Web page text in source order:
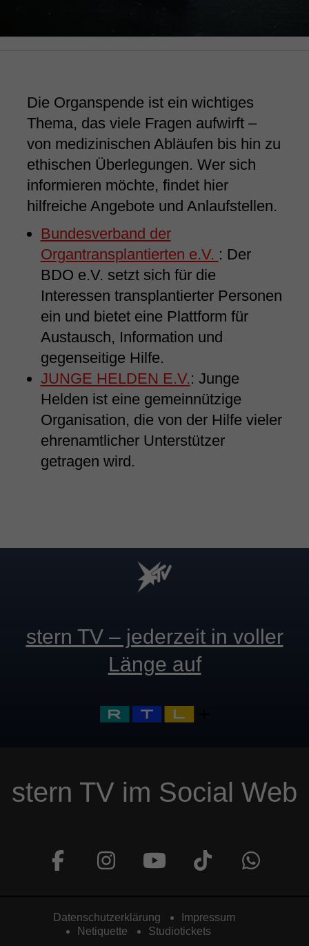
Die Organspende ist ein wichtiges
Thema, das viele Fragen aufwirft –
von medizinischen Abläufen bis hin zu
ethischen Überlegungen. Wer sich
informieren möchte, findet hier
hilfreiche Angebote und Anlaufstellen.
Bundesverband der
Organtransplantierten e.V. : Der
BDO e.V. setzt sich für die
Interessen transplantierter Personen
ein und bietet eine Plattform für
Austausch, Information und
gegenseitige Hilfe.
JUNGE HELDEN E.V.: Junge
Helden ist eine gemeinnützige
Organisation, die von der Hilfe vieler
ehrenamtlicher Unterstützer
getragen wird.
stern TV – jederzeit in voller
Länge auf
stern TV im Social Web
Datenschutzerklärung
Impressum
Netiquette
Studiotickets